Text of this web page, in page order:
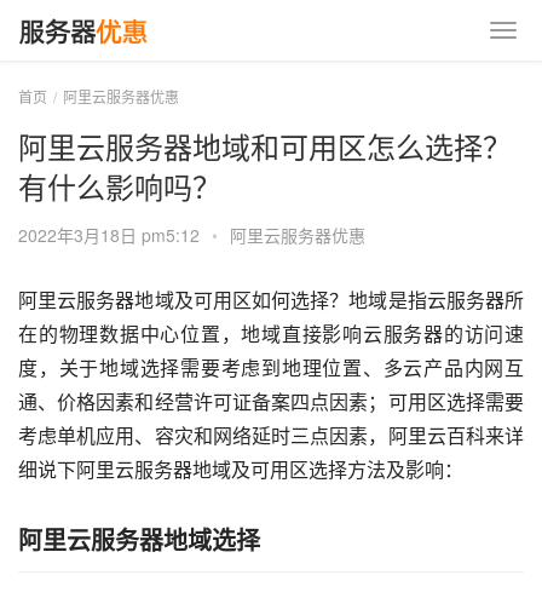
首页 阿里云服务器优惠
阿里云服务器地域和可用区怎么选择？
有什么影响吗？
2022年3月18日 pm5:12 • 阿里云服务器优惠
阿里云服务器地域及可用区如何选择？地域是指云服务器所
在的物理数据中心位置，地域直接影响云服务器的访问速
度，关于地域选择需要考虑到地理位置、多云产品内网互
通、价格因素和经营许可证备案四点因素；可用区选择需要
考虑单机应用、容灾和网络延时三点因素，阿里云百科来详
细说下阿里云服务器地域及可用区选择方法及影响：
阿里云服务器地域选择